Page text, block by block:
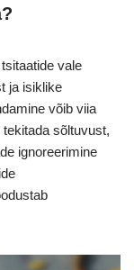
vale
ja isiklike
võib viia
sõltuvust,
ignoreerimine